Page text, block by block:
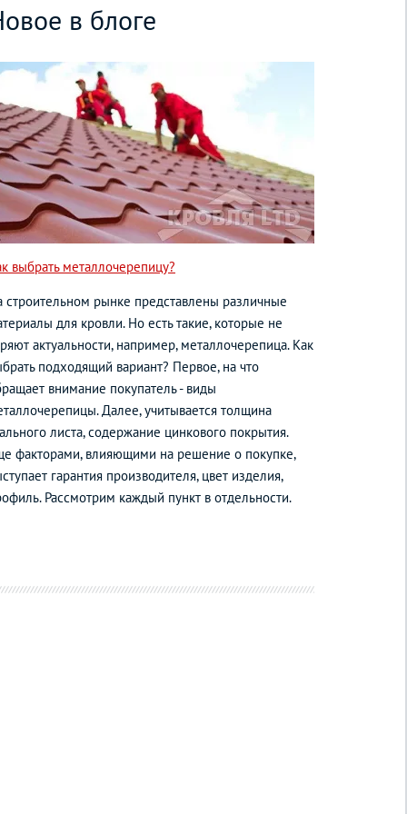
в блоге
выбрать металлочерепицу?
строительном рынке представлены различные
для кровли. Но есть такие, которые не
актуальности, например, металлочерепица. Как
подходящий вариант? Первое, на что
внимание покупатель - виды
Далее, учитывается толщина
листа, содержание цинкового покрытия.
факторами, влияющими на решение о покупке,
гарантия производителя, цвет изделия,
Рассмотрим каждый пункт в отдельности.